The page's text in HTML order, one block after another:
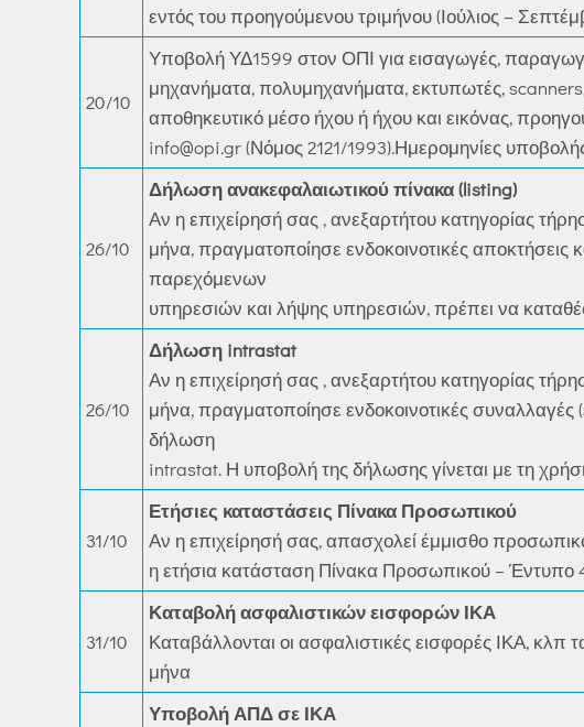
εντός του προηγούμενου τριμήνου (Ιούλιος –
20/10
Υποβολή ΥΔ1599 στον ΟΠΙ για εισαγωγές,
μηχανήματα, πολυμηχανήματα, εκτυπωτές,
αποθηκευτικό μέσο ήχου ή ήχου και εικόνας,
info@opi.gr(Νόμος 2121/1993).Ημερομηνίες
26/10
Δήλωση ανακεφαλαιωτικού πίνακα (listing)
Αν η επιχείρησή σας , ανεξαρτήτου κατηγορίας
μήνα, πραγματοποίησε ενδοκοινοτικές
παρεχόμενων
υπηρεσιών και λήψης υπηρεσιών, πρέπει να
26/10
Δήλωση intrastat
Αν η επιχείρησή σας , ανεξαρτήτου κατηγορίας
μήνα, πραγματοποίησε ενδοκοινοτικές
δήλωση
intrastat. Η υποβολή της δήλωσης γίνεται με τη
31/10
Ετήσιες καταστάσεις Πίνακα Προσωπικού
Αν η επιχείρησή σας, απασχολεί έμμισθο
η ετήσια κατάσταση Πίνακα Προσωπικού – Έντυπο
31/10
Καταβολή ασφαλιστικών εισφορών ΙΚΑ
Καταβάλλονται οι ασφαλιστικές εισφορές ΙΚΑ, κλπ
μήνα
Υποβολή ΑΠΔ σε ΙΚΑ